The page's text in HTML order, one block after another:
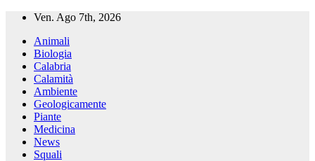
Salta
contenuto
Ven. Ago 7th, 2026
Animali
Biologia
Calabria
Calamità
Ambiente
Geologicamente
Piante
Medicina
News
Squali